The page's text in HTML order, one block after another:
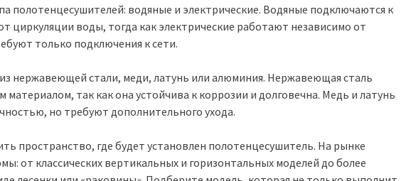
полотенцесушителей: водяные и электрические. Водяные подключаются к
циркуляции воды, тогда как электрические работают независимо от
только подключения к сети.
нержавеющей стали, меди, латунь или алюминия. Нержавеющая сталь
материалом, так как она устойчива к коррозии и долговечна. Медь и латунь
но требуют дополнительного ухода.
пространство, где будет установлен полотенцесушитель. На рынке
от классических вертикальных и горизонтальных моделей до более